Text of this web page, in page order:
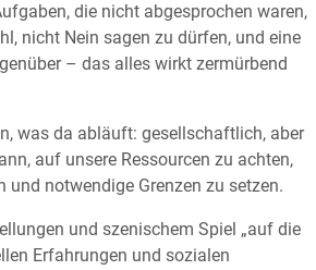
die nicht abgesprochen waren,
nicht Nein sagen zu dürfen, und eine
– das alles wirkt zermürbend
was da abläuft: gesellschaftlich, aber
auf unsere Ressourcen zu achten,
notwendige Grenzen zu setzen.
und szenischem Spiel „auf die
Erfahrungen und sozialen